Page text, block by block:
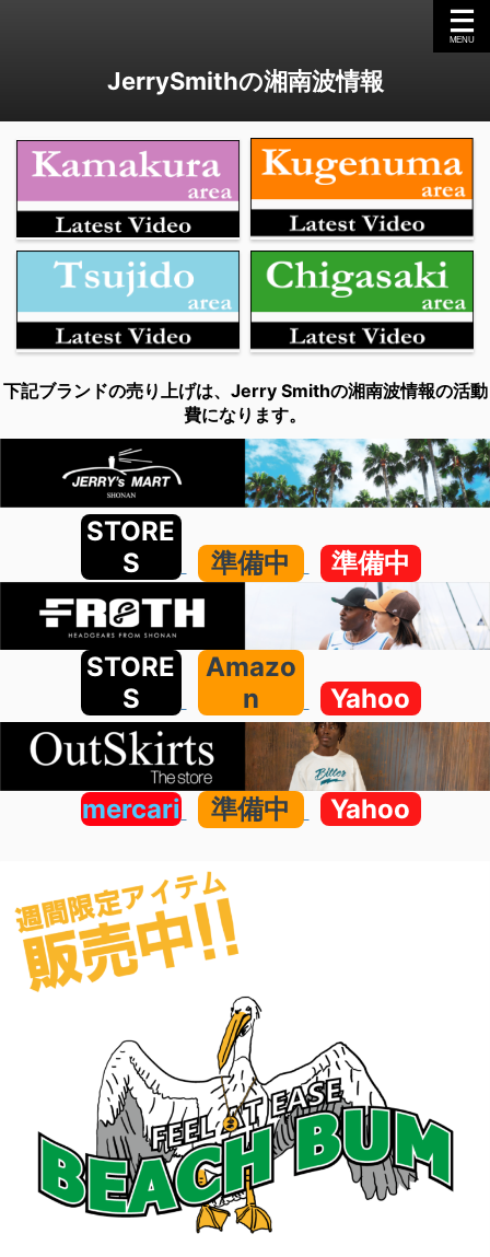
JerrySmithの湘南波情報
下記ブランドの売り上げは、Jerry Smithの湘南波情報の活動
費になります。
STORE
S
準備中 準備中
STORE
S
Amazo
n
Yahoo
mercari 準備中 Yahoo